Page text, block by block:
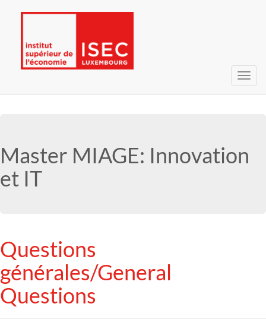
Master MIAGE: Innovation
et IT
Questions
générales/General
Questions